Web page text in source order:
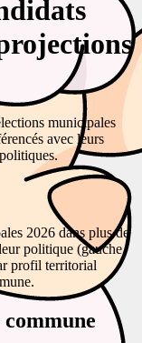
municipales
avec leurs
2026 dans plus de
politique (gauche,
profil territorial